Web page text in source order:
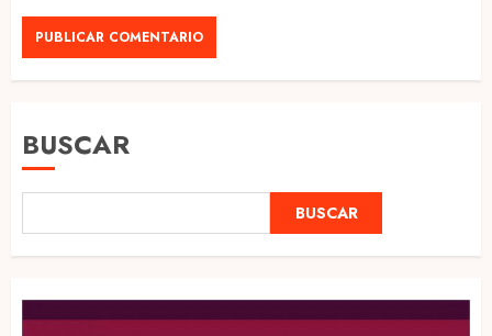
BUSCAR
BUSCAR